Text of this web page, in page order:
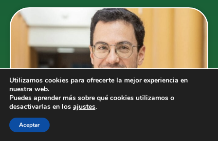
Utilizamos cookies para ofrecerte la mejor experiencia en
nuestra web.
Puedes aprender más sobre qué cookies utilizamos o
desactivarlas en los ajustes.
Aceptar